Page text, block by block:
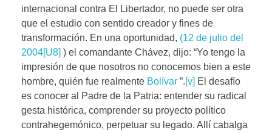
internacional contra El Libertador, no puede ser otra
que el estudio con sentido creador y fines de
transformación. En una oportunidad, (12 de julio del
2004[U8] ) el comandante Chávez, dijo: “Yo tengo la
impresión de que nosotros no conocemos bien a este
hombre, quién fue realmente Bolívar ”.[v] El desafío
es conocer al Padre de la Patria: entender su radical
gesta histórica, comprender su proyecto político
contrahegemónico, perpetuar su legado. Allí cabalga